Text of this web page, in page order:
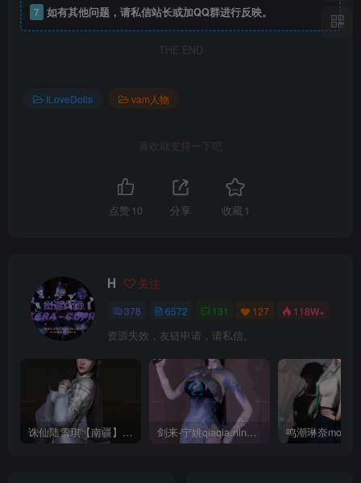
7 如有其他问题，请私信站长或加QQ群进行反映。
THE END
ILoveDolls vam人物
喜欢就支持一下吧
点赞 10 分享 收藏 1
H 关注
378 6572 131 127 118W+
资源失效，友链申请，请私信。
诛仙陆雪琪【南疆】CoveRig 剑来-宁姚qiaqia.ningyao-re.1